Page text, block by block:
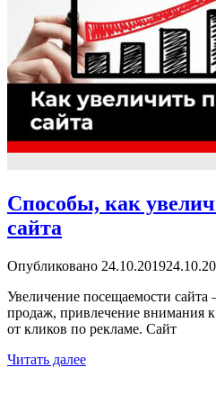
Способы, как
сайта
Опубликовано 24.10.2019
Увеличение посещаемости сайта
продаж, привлечение внимания
от кликов по рекламе. Сайт
Читать далее